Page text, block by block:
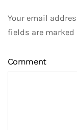
Your email
fields are marked
Comment